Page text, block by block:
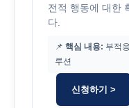
전적 행동에 대한
다.
📌 핵심 내용: 부적
루션
신청하기 >